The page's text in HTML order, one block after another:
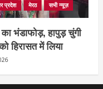
प्रदेश मेरठ सभी न्यूज़
भंडाफोड़, हापुड़ चुंगी
हिरासत में लिया